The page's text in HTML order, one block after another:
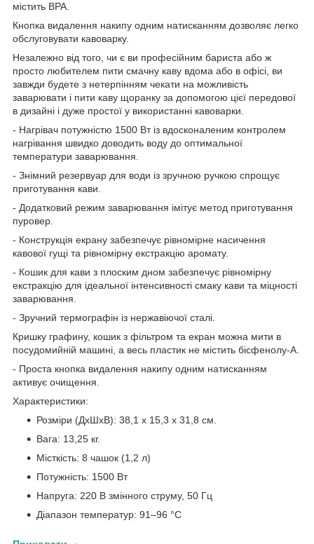
містить BPA.
Кнопка видалення накипу одним натисканням дозволяє легко
обслуговувати кавоварку.
Незалежно від того, чи є ви професійним бариста або ж
просто любителем пити смачну каву вдома або в офісі, ви
завжди будете з нетерпінням чекати на можливість
заварювати і пити каву щоранку за допомогою цієї передової
в дизайні і дуже простої у використанні кавоварки.
- Нагрівач потужністю 1500 Вт із вдосконаленим контролем
нагрівання швидко доводить воду до оптимальної
температури заварювання.
- Знімний резервуар для води із зручною ручкою спрощує
приготування кави.
- Додатковий режим заварювання імітує метод приготування
пуровер.
- Конструкція екрану забезпечує рівномірне насичення
кавової гущі та рівномірну екстракцію аромату.
- Кошик для кави з плоским дном забезпечує рівномірну
екстракцію для ідеальної інтенсивності смаку кави та міцності
заварювання.
- Зручний термографін із нержавіючої сталі.
Кришку графину, кошик з фільтром та екран можна мити в
посудомийній машині, а весь пластик не містить бісфенолу-А.
- Проста кнопка видалення накипу одним натисканням
активує очищення.
Характеристики:
Розміри (ДxШxВ): 38,1 x 15,3 x 31,8 см.
Вага: 13,25 кг.
Місткість: 8 чашок (1,2 л)
Потужність: 1500 Вт
Напруга: 220 В змінного струму, 50 Гц
Діапазон температур: 91–96 °C